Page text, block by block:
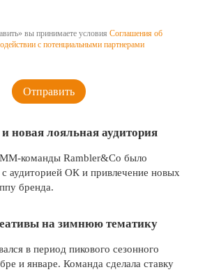
вы принимаете условия Соглашения об
с потенциальными партнерами
новая лояльная аудитория
команды Rambler&Co было
с аудиторией ОК и привлечение новых
бренда.
на зимнюю тематику
в период пикового сезонного
и январе. Команда сделала ставку